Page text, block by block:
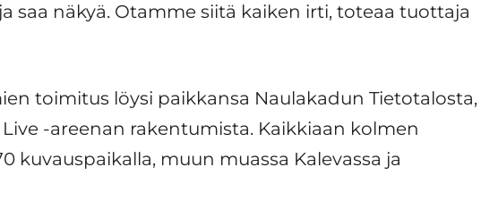
saa näkyä. Otamme siitä kaiken irti, toteaa tuottaja
toimitus löysi paikkansa Naulakadun Tietotalosta,
-areenan rakentumista. Kaikkiaan kolmen
kuvauspaikalla, muun muassa Kalevassa ja